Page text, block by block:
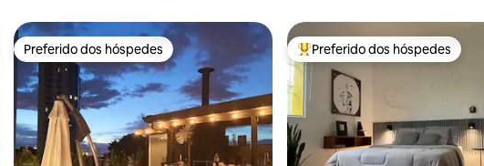
Preferido dos hóspedes
Preferido dos hóspedes Entre os melhores preferidos
Preferido dos hóspedes